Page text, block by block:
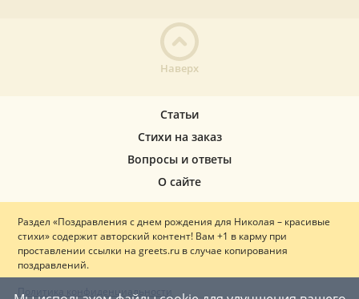
Наверх
Статьи
Стихи на заказ
Вопросы и ответы
О сайте
Раздел «Поздравления с днем рождения для Николая – красивые
стихи» содержит авторский контент! Вам +1 в карму при
проставлении ссылки на greets.ru в случае копирования
поздравлений.
Политика конфиденциальности